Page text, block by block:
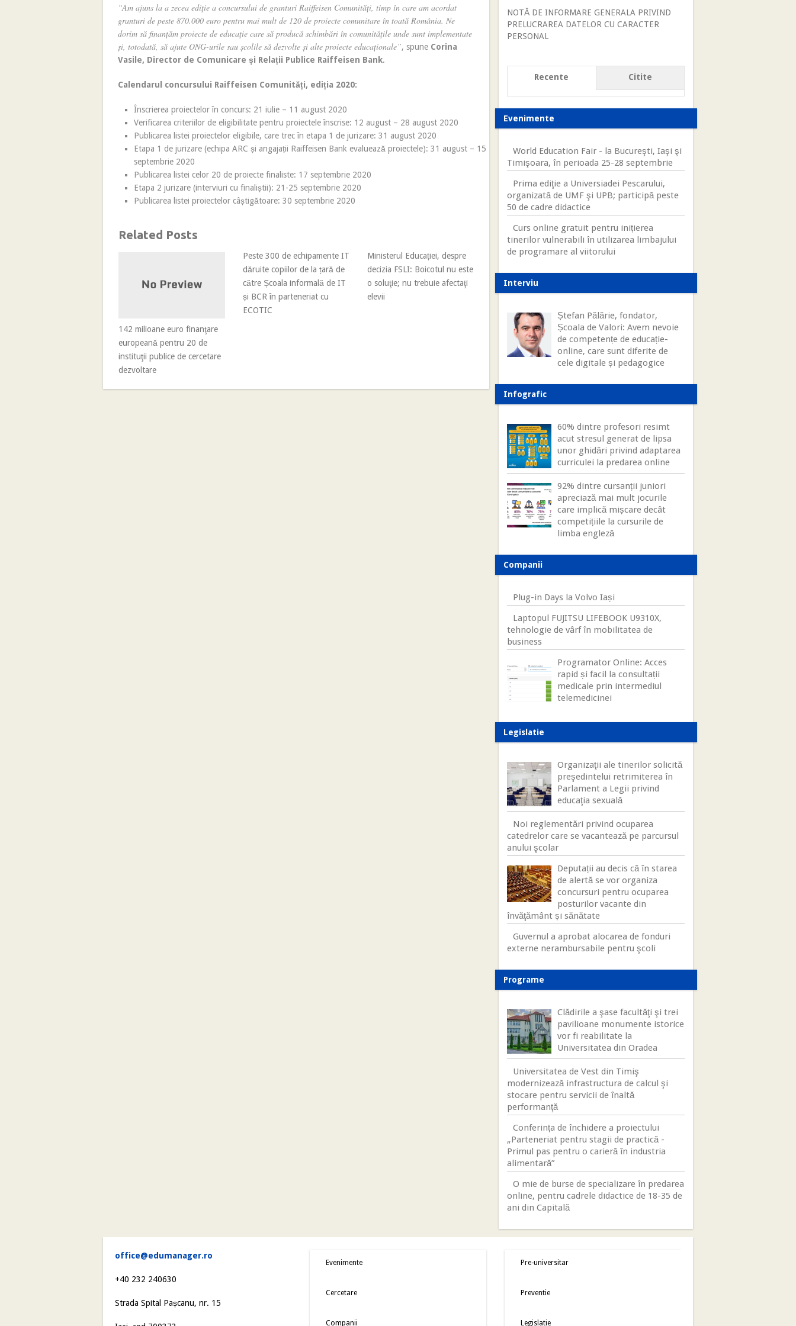
“Am ajuns la a zecea ediție a concursului de granturi Raiffeisen Comunități, timp în care am acordat
granturi de peste 870.000 euro pentru mai mult de 120 de proiecte comunitare în toată România. Ne
dorim să finanțăm proiecte de educație care să producă schimbări în comunitățile unde sunt implementate
și, totodată, să ajute ONG-urile sau școlile să dezvolte și alte proiecte educaționale”, spune Corina
Vasile, Director de Comunicare și Relații Publice Raiffeisen Bank.
Calendarul concursului Raiffeisen Comunități, ediția 2020:
Înscrierea proiectelor în concurs: 21 iulie – 11 august 2020
Verificarea criteriilor de eligibilitate pentru proiectele înscrise: 12 august – 28 august 2020
Publicarea listei proiectelor eligibile, care trec în etapa 1 de jurizare: 31 august 2020
Etapa 1 de jurizare (echipa ARC și angajații Raiffeisen Bank evaluează proiectele): 31 august – 15
septembrie 2020
Publicarea listei celor 20 de proiecte finaliste: 17 septembrie 2020
Etapa 2 jurizare (interviuri cu finaliștii): 21-25 septembrie 2020
Publicarea listei proiectelor câștigătoare: 30 septembrie 2020
Related Posts
142 milioane euro finanţare
europeană pentru 20 de
instituţii publice de cercetare
dezvoltare
Peste 300 de echipamente IT
dăruite copiilor de la țară de
către Școala informală de IT
și BCR în parteneriat cu
ECOTIC
Ministerul Educației, despre
decizia FSLI: Boicotul nu este
o soluţie; nu trebuie afectaţi
elevii
NOTĂ DE INFORMARE GENERALA PRIVIND
PRELUCRAREA DATELOR CU CARACTER
PERSONAL
Recente Citite
Evenimente
World Education Fair - la Bucureşti, Iaşi şi
Timişoara, în perioada 25-28 septembrie
Prima ediţie a Universiadei Pescarului,
organizată de UMF şi UPB; participă peste
50 de cadre didactice
Curs online gratuit pentru inițierea
tinerilor vulnerabili în utilizarea limbajului
de programare al viitorului
Interviu
Ștefan Pălărie, fondator,
Școala de Valori: Avem nevoie
de competențe de educație-
online, care sunt diferite de
cele digitale și pedagogice
Infografic
60% dintre profesori resimt
acut stresul generat de lipsa
unor ghidări privind adaptarea
curriculei la predarea online
92% dintre cursanții juniori
apreciază mai mult jocurile
care implică mișcare decât
competițiile la cursurile de
limba engleză
Companii
Plug-in Days la Volvo Iași
Laptopul FUJITSU LIFEBOOK U9310X,
tehnologie de vârf în mobilitatea de
business
Programator Online: Acces
rapid și facil la consultații
medicale prin intermediul
telemedicinei
Legislatie
Organizaţii ale tinerilor solicită
preşedintelui retrimiterea în
Parlament a Legii privind
educaţia sexuală
Noi reglementări privind ocuparea
catedrelor care se vacantează pe parcursul
anului şcolar
Deputații au decis că în starea
de alertă se vor organiza
concursuri pentru ocuparea
posturilor vacante din
învăţământ și sănătate
Guvernul a aprobat alocarea de fonduri
externe nerambursabile pentru şcoli
Programe
Clădirile a şase facultăţi şi trei
pavilioane monumente istorice
vor fi reabilitate la
Universitatea din Oradea
Universitatea de Vest din Timiş
modernizează infrastructura de calcul şi
stocare pentru servicii de înaltă
performanţă
Conferința de închidere a proiectului
„Parteneriat pentru stagii de practică -
Primul pas pentru o carieră în industria
alimentară”
O mie de burse de specializare în predarea
online, pentru cadrele didactice de 18-35 de
ani din Capitală
office@edumanager.ro
+40 232 240630
Strada Spital Pașcanu, nr. 15
Evenimente
Cercetare
Companii
Pre-universitar
Preventie
Legislatie